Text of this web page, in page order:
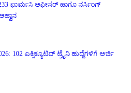
233 ಫಾರ್ಮಸಿ ಆಫೀಸರ್ ಹಾಗೂ ನರ್ಸಿಂಗ್
102 ಎಕ್ಸಿಕ್ಯೂಟಿವ್ ಟ್ರೈನಿ ಹುದ್ದೆಗಳಿಗೆ ಅರ್ಜಿ